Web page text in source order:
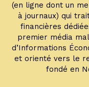
(en ligne dont un
à journaux) qui
financières
premier média
d’Informations
et orienté vers le
fondé en